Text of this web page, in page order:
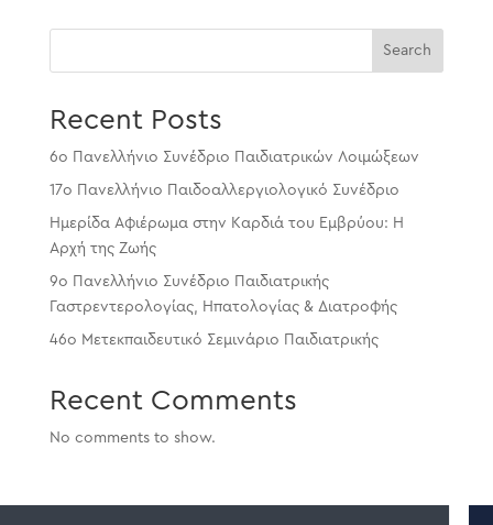
Search
Recent Posts
6ο Πανελλήνιο Συνέδριο Παιδιατρικών Λοιμώξεων
17ο Πανελλήνιο Παιδοαλλεργιολογικό Συνέδριο
Ημερίδα Αφιέρωμα στην Καρδιά του Εμβρύου: Η
Αρχή της Ζωής
9o Πανελλήνιο Συνέδριο Παιδιατρικής
Γαστρεντερολογίας, Ηπατολογίας & Διατροφής
46o Μετεκπαιδευτικό Σεμινάριο Παιδιατρικής
Recent Comments
No comments to show.